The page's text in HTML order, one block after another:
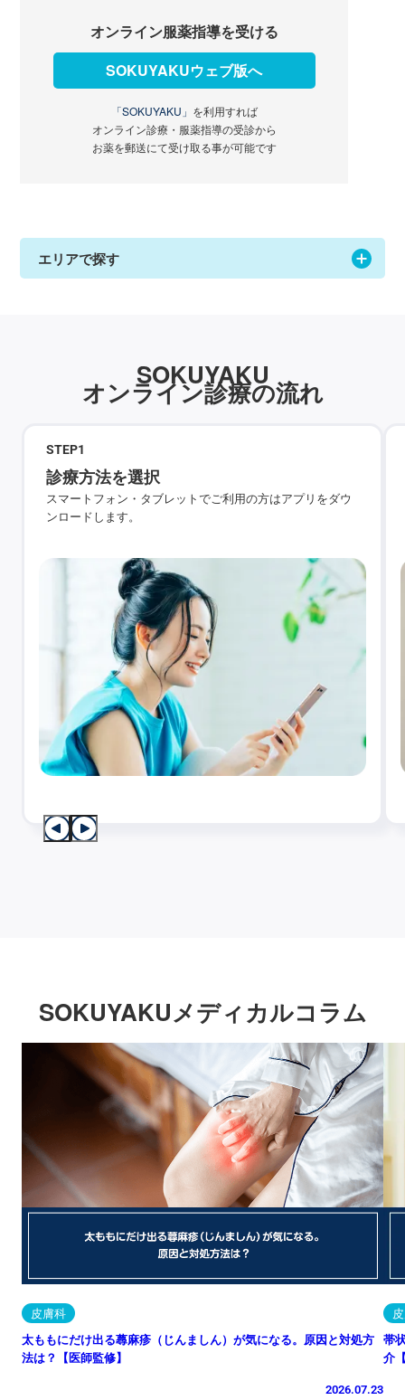
オンライン服薬指導を受ける
SOKUYAKUウェブ版へ
「SOKUYAKU」 を利用すれば
オンライン診療・服薬指導の受診から
お薬を郵送にて受け取る事が可能です
エリアで探す
SOKUYAKU
オンライン診療の流れ
STEP1
診療方法を選択
スマートフォン・タブレットでご利用の方はアプリをダウ
ンロードします。
SOKUYAKUメディカルコラム
皮膚科
太ももにだけ出る蕁麻疹（じんましん）が気になる。原因と対処方
法は？【医師監修】
2026.07.23
帯
介